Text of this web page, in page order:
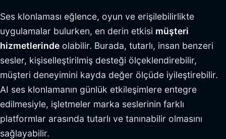
Ses klonlaması eğlence, oyun ve erişilebilirlikte
uygulamalar bulurken, en derin etkisi müşteri
hizmetlerinde olabilir. Burada, tutarlı, insan benzeri
sesler, kişiselleştirilmiş desteği ölçeklendirebilir,
müşteri deneyimini kayda değer ölçüde iyileştirebilir.
AI ses klonlamanın günlük etkileşimlere entegre
edilmesiyle, işletmeler marka seslerinin farklı
platformlar arasında tutarlı ve tanınabilir olmasını
sağlayabilir.